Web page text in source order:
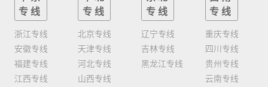
专线
浙江专线
安徽专线
福建专线
江西专线
专线
北京专线
天津专线
河北专线
山西专线
专线
辽宁专线
吉林专线
黑龙江专线
专线
重庆专线
四川专线
贵州专线
云南专线